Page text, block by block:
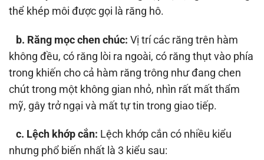
thể khép môi được gọi là răng hô.
b. Răng mọc chen chúc: Vị trí các răng trên hàm
không đều, có răng lòi ra ngoài, có răng thụt vào phía
trong khiến cho cả hàm răng trông như đang chen
chút trong một không gian nhỏ, nhìn rất mất thẩm
mỹ, gây trở ngại và mất tự tin trong giao tiếp.
c. Lệch khớp cắn: Lệch khớp cắn có nhiều kiểu
nhưng phổ biến nhất là 3 kiểu sau: